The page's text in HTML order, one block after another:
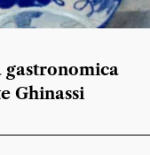
Ghinassi